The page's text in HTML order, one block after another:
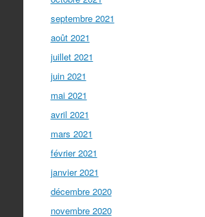
septembre 2021
août 2021
juillet 2021
juin 2021
mai 2021
avril 2021
mars 2021
février 2021
janvier 2021
décembre 2020
novembre 2020